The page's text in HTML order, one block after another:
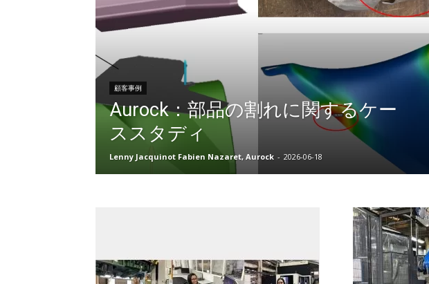
顧客事例
Aurock：部品の割れに関するケー
ススタディ
Lenny Jacquinot Fabien Nazaret, Aurock - 2026-06-18